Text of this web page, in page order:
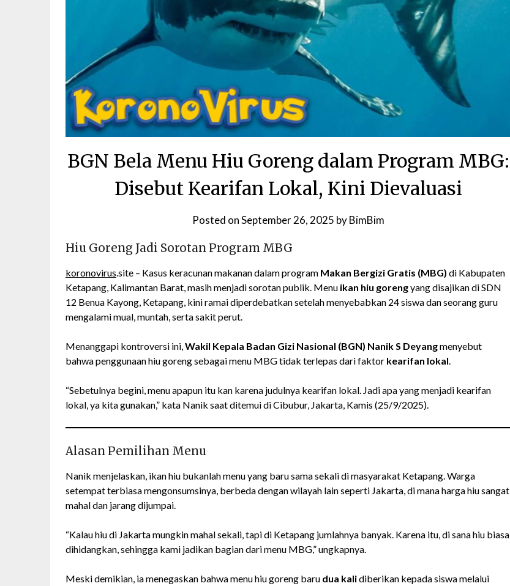
BGN Bela Menu Hiu Goreng dalam Program MBG:
Disebut Kearifan Lokal, Kini Dievaluasi
Posted onSeptember 26, 2025 byBimBim
Hiu Goreng Jadi Sorotan Program MBG
koronovirus.site – Kasus keracunan makanan dalam program Makan Bergizi Gratis (MBG) di Kabupaten
Ketapang, Kalimantan Barat, masih menjadi sorotan publik. Menu ikan hiu gorengyang disajikan di SDN
12 Benua Kayong, Ketapang, kini ramai diperdebatkan setelah menyebabkan 24 siswa dan seorang guru
mengalami mual, muntah, serta sakit perut.
Menanggapi kontroversi ini,Wakil Kepala Badan Gizi Nasional (BGN) Nanik S Deyangmenyebut
bahwa penggunaan hiu goreng sebagai menu MBG tidak terlepas dari faktor kearifan lokal.
“Sebetulnya begini, menu apapun itu kan karena judulnya kearifan lokal. Jadi apa yang menjadi kearifan
lokal, ya kita gunakan,” kata Nanik saat ditemui di Cibubur, Jakarta, Kamis (25/9/2025).
Alasan Pemilihan Menu
Nanik menjelaskan, ikan hiu bukanlah menu yang baru sama sekali di masyarakat Ketapang. Warga
setempat terbiasa mengonsumsinya, berbeda dengan wilayah lain seperti Jakarta, di mana harga hiu sangat
mahal dan jarang dijumpai.
“Kalau hiu di Jakarta mungkin mahal sekali, tapi di Ketapang jumlahnya banyak. Karena itu, di sana hiu biasa
dihidangkan, sehingga kami jadikan bagian dari menu MBG,” ungkapnya.
Meski demikian, ia menegaskan bahwa menu hiu goreng baru dua kalidiberikan kepada siswa melalui